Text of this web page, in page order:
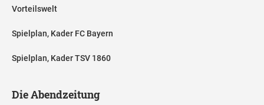
Vorteilswelt
Spielplan, Kader FC Bayern
Spielplan, Kader TSV 1860
Die Abendzeitung